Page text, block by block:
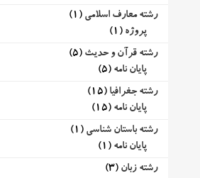
رشته معارف اسلامی (1)
پروژه (1)
رشته قرآن و حدیث (5)
پایان نامه (5)
رشته جغرافیا (15)
پایان نامه (15)
رشته باستان شناسی (1)
پایان نامه (1)
رشته زبان (3)